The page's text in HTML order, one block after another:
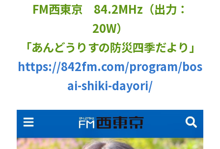
FM西東京　84.2MHz（出力：
20W）
「あんどうりすの防災四季だより」
https://842fm.com/program/bos
ai-shiki-dayori/